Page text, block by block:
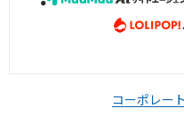
コーポレー